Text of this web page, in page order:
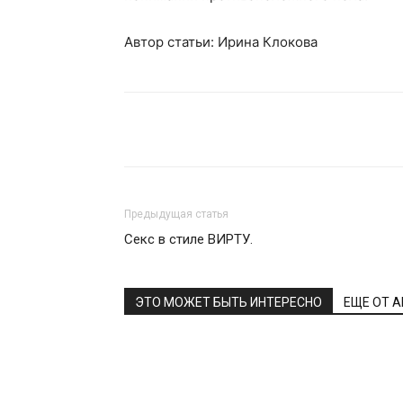
Автор статьи: Ирина Клокова
Предыдущая статья
Секс в стиле ВИРТУ.
ЭТО МОЖЕТ БЫТЬ ИНТЕРЕСНО ЕЩЕ ОТ